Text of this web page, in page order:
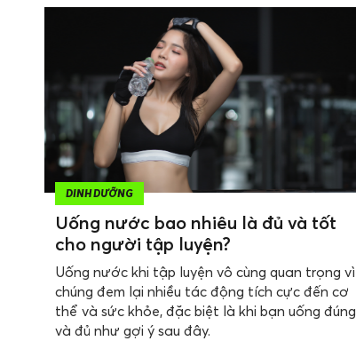
DINH DƯỠNG
Uống nước bao nhiêu là đủ và tốt
cho người tập luyện?
Uống nước khi tập luyện vô cùng quan trọng vì
chúng đem lại nhiều tác động tích cực đến cơ
thể và sức khỏe, đặc biệt là khi bạn uống đúng
và đủ như gợi ý sau đây.